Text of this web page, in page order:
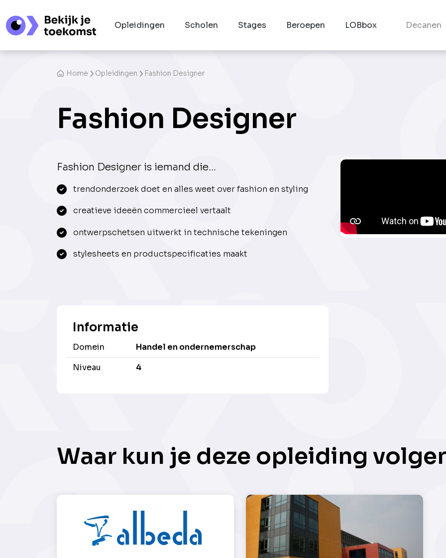
Opleidingen Scholen Stages Beroepen LOBbox Decanen
Home Opleidingen Fashion Designer
Fashion Designer
Fashion Designer is iemand die...
trendonderzoek doet en alles weet over fashion en styling
creatieve ideeën commercieel vertaalt
ontwerpschetsen uitwerkt in technische tekeningen
stylesheets en productspecificaties maakt
Informatie
Domein
Handel en ondernemerschap
Niveau
4
Waar kun je deze opleiding